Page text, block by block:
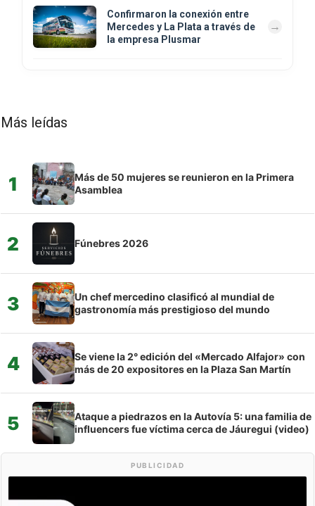
Confirmaron la conexión entre
Mercedes y La Plata a través de
la empresa Plusmar
Más leídas
1
Más de 50 mujeres se reunieron en la Primera
Asamblea
2 Fúnebres 2026
3
Un chef mercedino clasificó al mundial de
gastronomía más prestigioso del mundo
4
Se viene la 2° edición del «Mercado Alfajor» con
más de 20 expositores en la Plaza San Martín
5
Ataque a piedrazos en la Autovía 5: una familia de
influencers fue víctima cerca de Jáuregui (video)
PUBLICIDAD